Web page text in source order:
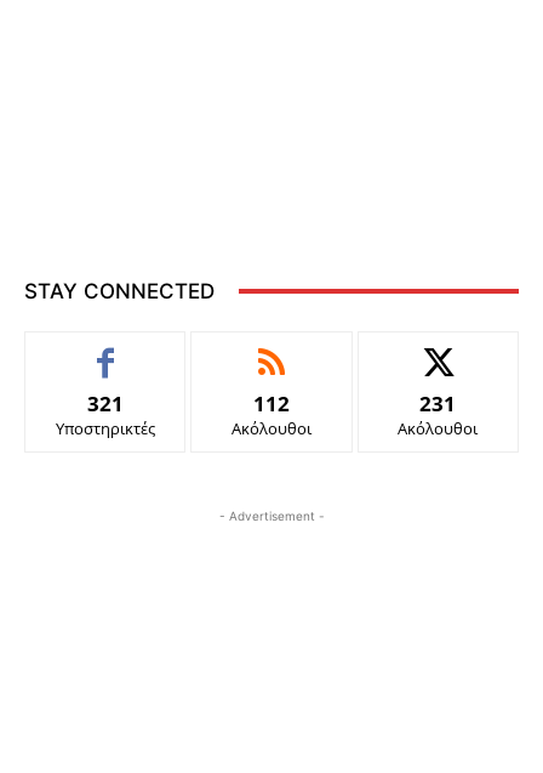
STAY CONNECTED
321
Υποστηρικτές
112
Ακόλουθοι
231
Ακόλουθοι
- Advertisement -